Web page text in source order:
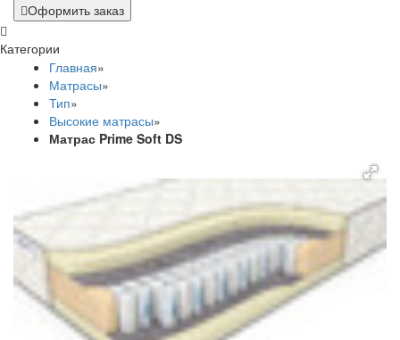
Оформить заказ
Категории
Главная»
Матрасы»
Тип»
Высокие матрасы»
Матрас Prime Soft DS